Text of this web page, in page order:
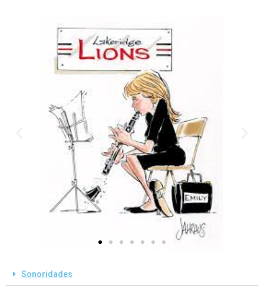
Sonoridades